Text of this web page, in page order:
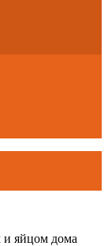
яйцом дома